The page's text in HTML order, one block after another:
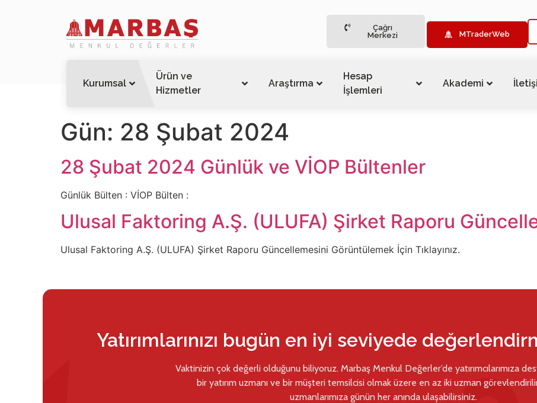
Çağrı
Merkezi
MTraderWeb
Kurumsal
Ürün ve
Hizmetler
Araştırma
Hesap
İşlemleri
Akademi
Gün: 28 Şubat 2024
28 Şubat 2024 Günlük ve VİOP Bültenler
Günlük Bülten : VİOP Bülten :
Ulusal Faktoring A.Ş. (ULUFA) Şirket Raporu
Ulusal Faktoring A.Ş. (ULUFA) Şirket Raporu Güncellemesini Görüntülemek İçin Tıklayınız.
Yatırımlarınızı bugün en iyi seviyede
Vaktinizin çok değerli olduğunu biliyoruz. Marbaş Menkul Değerler’de yatırımcılarımıza
bir yatırım uzmanı ve bir müşteri temsilcisi olmak üzere en az iki uzman
uzmanlarımıza günün her anında ulaşabilirsiniz.